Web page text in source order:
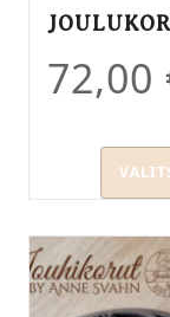
72,00